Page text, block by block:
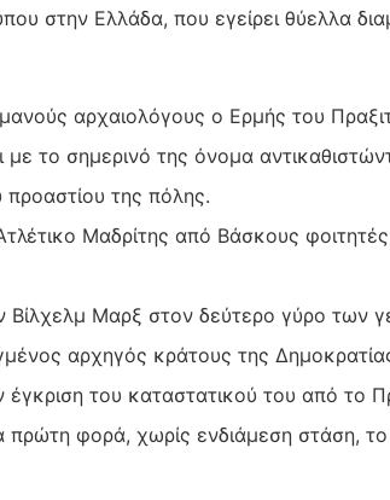
στην Ελλάδα, που εγείρει θύελλα
αρχαιολόγους ο Ερμής του
το σημερινό της όνομα
της πόλης.
Μαδρίτης από Βάσκους
Μαρξ στον δεύτερο γύρο των
αρχηγός κράτους της
του καταστατικού του από το
πρώτη φορά, χωρίς ενδιάμεση στάση, το